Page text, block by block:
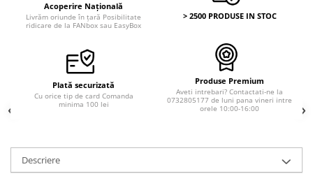
Acoperire Națională
Livrăm oriunde în țară Posibilitate
ridicare de la FANbox sau EasyBox
> 2500 PRODUSE IN STOC
Plată securizată
Cu orice tip de card Comanda
minima 100 lei
Produse Premium
Aveti intrebari? Contactati-ne la
0732805177 de luni pana vineri intre
orele 10:00-16:00
Descriere